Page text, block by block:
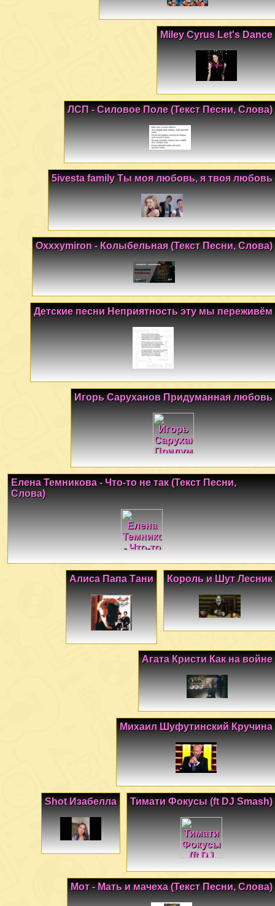
Miley Cyrus Let's Dance
ЛСП - Силовое Поле (Текст Песни, Слова)
5ivesta family Ты моя любовь, я твоя любовь
Oxxxymiron - Колыбельная (Текст Песни, Слова)
Детские песни Неприятность эту мы переживём
Игорь Саруханов Придуманная любовь
Елена Темникова - Что-то не так (Текст Песни,
Слова)
Король и Шут Лесник
Алиса Папа Тани
Агата Кристи Как на войне
Михаил Шуфутинский Кручина
Тимати Фокусы (ft DJ Smash)
Shot Изабелла
Мот - Мать и мачеха (Текст Песни, Слова)